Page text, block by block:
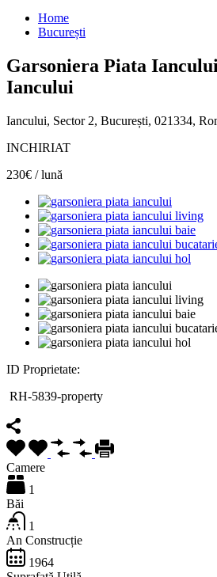
Home
București
Garsoniera Piata
Iancului
Iancului, Sector 2, București, 021334,
INCHIRIAT
230€ / lună
ID Proprietate:
RH-5839-property
Camere
1
Băi
1
An Construcție
1964